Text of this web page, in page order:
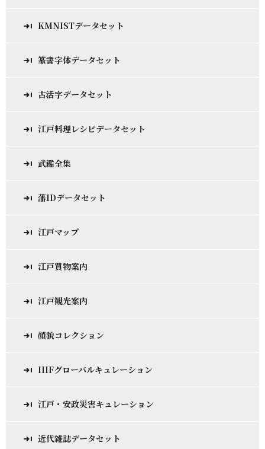
KMNISTデータセット
篆書字体データセット
古活字データセット
江戸料理レシピデータセット
武鑑全集
藩IDデータセット
江戸マップ
江戸買物案内
江戸観光案内
顔貌コレクション
IIIFグローバルキュレーション
江戸・安政災害キュレーション
近代雑誌データセット